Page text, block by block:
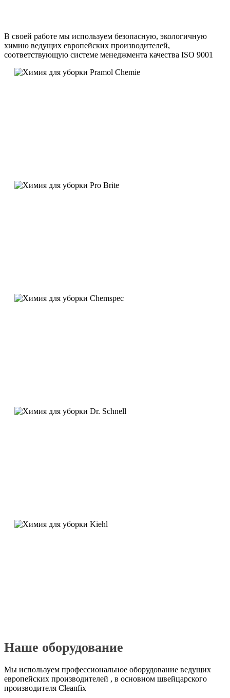
В своей работе мы используем безопасную, экологичную
химию ведущих европейских производителей,
соответствующую системе менеджмента качества ISO 9001
Наше оборудование
Мы используем профессиональное оборудование ведущих
европейских производителей , в основном швейцарского
производителя Cleanfix